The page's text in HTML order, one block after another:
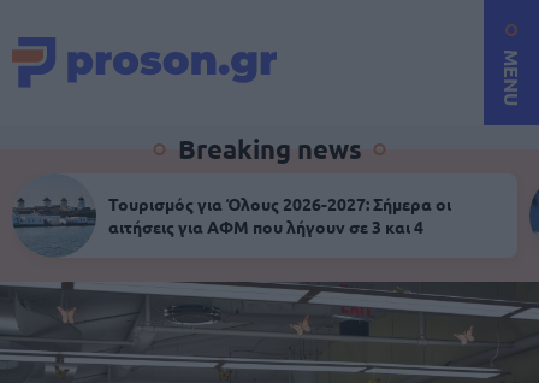
MENU
Breaking news
Τουρισμός για Όλους 2026-2027: Σήμερα οι
αιτήσεις για ΑΦΜ που λήγουν σε 3 και 4